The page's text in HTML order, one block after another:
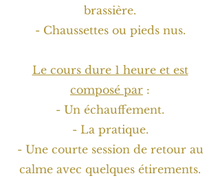
brassière.
- Chaussettes ou pieds nus.
Le cours dure 1 heure et est
composé par :
- Un échauffement.
- La pratique.
- Une courte session de retour au
calme avec quelques étirements.